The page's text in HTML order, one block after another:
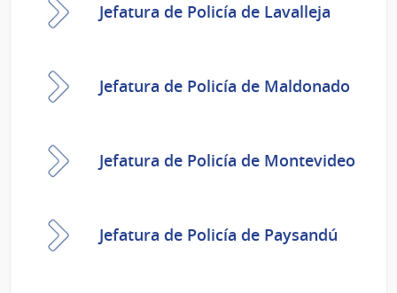
Jefatura de Policía de Lavalleja
Jefatura de Policía de Maldonado
Jefatura de Policía de Montevideo
Jefatura de Policía de Paysandú